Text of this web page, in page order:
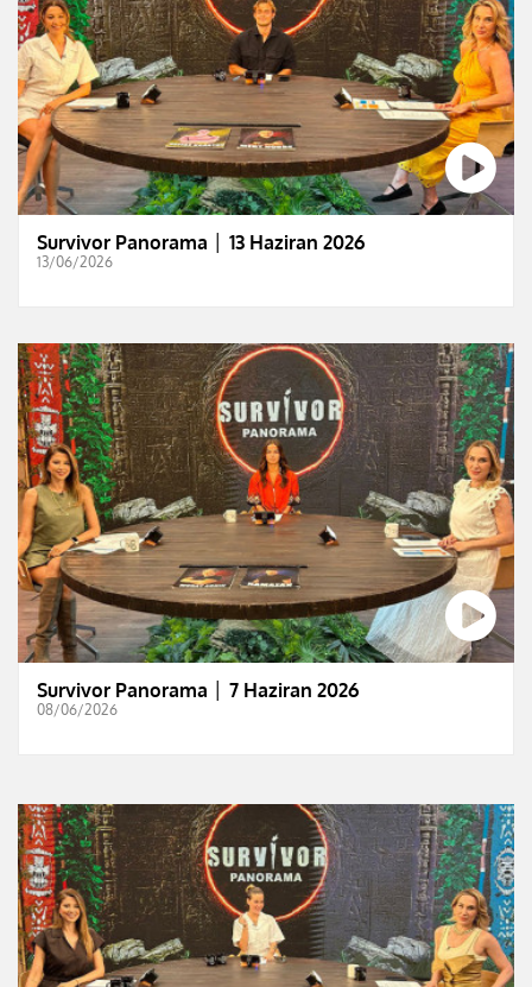
Survivor Panorama │ 13 Haziran 2026
13/06/2026
Survivor Panorama │ 7 Haziran 2026
08/06/2026